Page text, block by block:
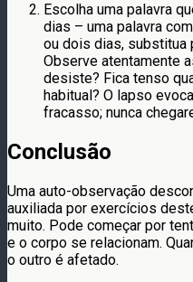
Escolha uma palavra
dias – uma palavra
ou dois dias, substitua
Observe atentamente
desiste? Fica tenso
habitual? O lapso
fracasso; nunca
Conclusão
Uma auto-observação
auxiliada por exercícios
muito. Pode começar por
e o corpo se relacionam.
o outro é afetado.